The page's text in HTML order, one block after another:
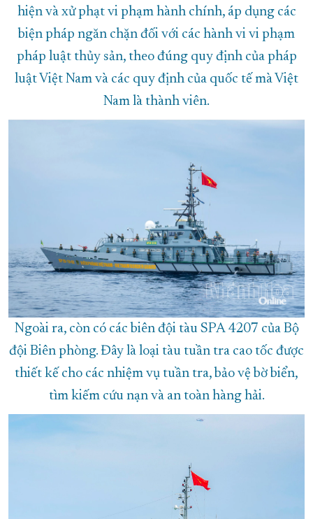
hiện và xử phạt vi phạm hành chính, áp dụng các
biện pháp ngăn chặn đối với các hành vi vi phạm
pháp luật thủy sản, theo đúng quy định của pháp
luật Việt Nam và các quy định của quốc tế mà Việt
Nam là thành viên.
Ngoài ra, còn có các biên đội tàu SPA 4207 của Bộ
đội Biên phòng. Đây là loại tàu tuần tra cao tốc được
thiết kế cho các nhiệm vụ tuần tra, bảo vệ bờ biển,
tìm kiếm cứu nạn và an toàn hàng hải.